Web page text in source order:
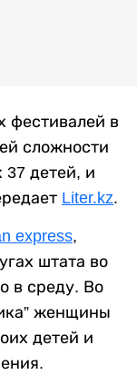
фестивалей в
сложности
37 детей, и
Liter.kz.
express,
штата во
в среду. Во
женщины
детей и